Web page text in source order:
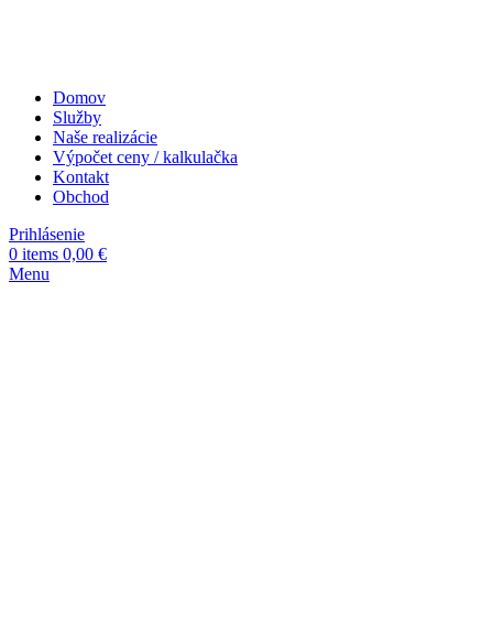
Domov
Služby
Naše realizácie
Výpočet ceny / kalkulačka
Kontakt
Obchod
Prihlásenie
0 items 0,00 €
Menu